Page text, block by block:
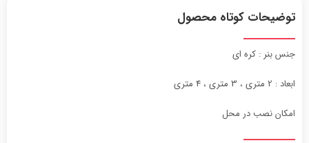
توضیحات کوتاه محصول
جنس بنر : کره ای
ابعاد : 2 متری ، 3 متری ، 4 متری
امکان نصب در محل